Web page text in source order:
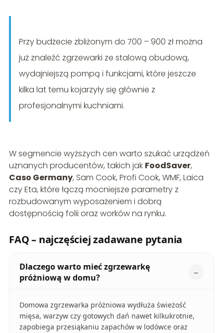
Przy budżecie zbliżonym do 700 – 900 zł można
już znaleźć zgrzewarki ze stalową obudową,
wydajniejszą pompą i funkcjami, które jeszcze
kilka lat temu kojarzyły się głównie z
profesjonalnymi kuchniami.
W segmencie wyższych cen warto szukać urządzeń
uznanych producentów, takich jak FoodSaver,
Caso Germany, Sam Cook, Profi Cook, WMF, Laica
czy Eta, które łączą mocniejsze parametry z
rozbudowanym wyposażeniem i dobrą
dostępnością folii oraz worków na rynku.
FAQ – najczęściej zadawane pytania
Dlaczego warto mieć zgrzewarkę
próżniową w domu?
Domowa zgrzewarka próżniowa wydłuża świeżość
mięsa, warzyw czy gotowych dań nawet kilkukrotnie,
zapobiega przesiąkaniu zapachów w lodówce oraz